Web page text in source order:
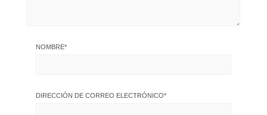
NOMBRE*
DIRECCIÓN DE CORREO ELECTRÓNICO*